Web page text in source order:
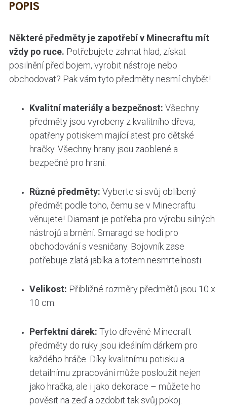
POPIS
Některé předměty je zapotřebí v Minecraftu mít
vždy po ruce. Potřebujete zahnat hlad, získat
posilnění před bojem, vyrobit nástroje nebo
obchodovat? Pak vám tyto předměty nesmí chybět!
Kvalitní materiály a bezpečnost: Všechny
předměty jsou vyrobeny z kvalitního dřeva,
opatřeny potiskem mající atest pro dětské
hračky. Všechny hrany jsou zaoblené a
bezpečné pro hraní.
Různé předměty: Vyberte si svůj oblíbený
předmět podle toho, čemu se v Minecraftu
věnujete! Diamant je potřeba pro výrobu silných
nástrojů a brnění. Smaragd se hodí pro
obchodování s vesničany. Bojovník zase
potřebuje zlatá jablka a totem nesmrtelnosti.
Velikost: Přibližné rozměry předmětů jsou 10 x
10 cm.
Perfektní dárek: Tyto dřevěné Minecraft
předměty do ruky jsou ideálním dárkem pro
každého hráče. Díky kvalitnímu potisku a
detailnímu zpracování může posloužit nejen
jako hračka, ale i jako dekorace – můžete ho
pověsit na zeď a ozdobit tak svůj pokoj.